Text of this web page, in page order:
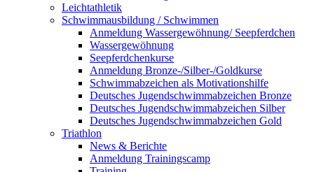
Leichtathletik
Schwimmausbildung / Schwimmen
Anmeldung Wassergewöhnung/ Seepferdchen
Wassergewöhnung
Seepferdchenkurse
Anmeldung Bronze-/Silber-/Goldkurse
Schwimmabzeichen als Motivationshilfe
Deutsches Jugendschwimmabzeichen Bronze
Deutsches Jugendschwimmabzeichen Silber
Deutsches Jugendschwimmabzeichen Gold
Triathlon
News & Berichte
Anmeldung Trainingscamp